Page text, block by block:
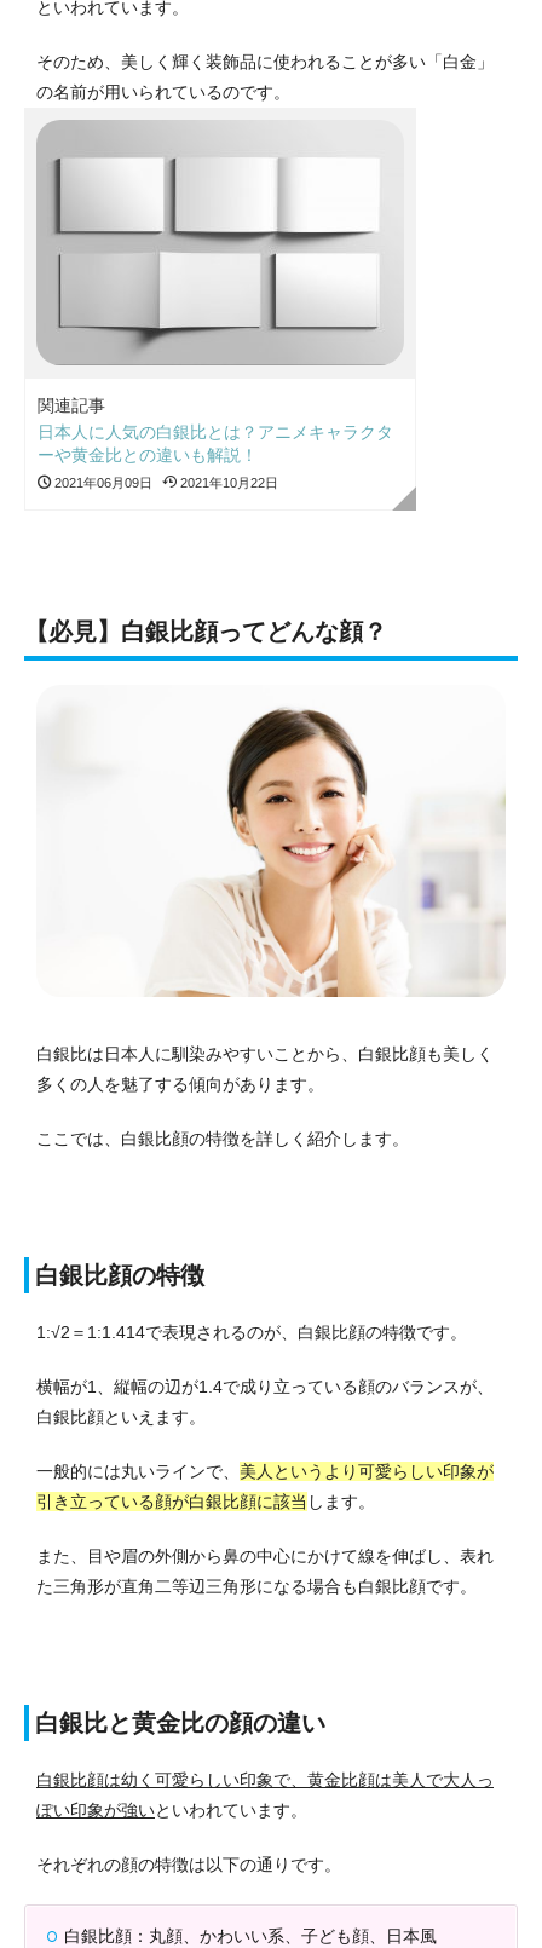
といわれています。
そのため、美しく輝く装飾品に使われることが多い「白金」
の名前が用いられているのです。
関連記事
日本人に人気の白銀比とは？アニメキャラクタ
ーや黄金比との違いも解説！
2021年06月09日 2021年10月22日
【必見】白銀比顔ってどんな顔？
白銀比は日本人に馴染みやすいことから、白銀比顔も美しく
多くの人を魅了する傾向があります。
ここでは、白銀比顔の特徴を詳しく紹介します。
白銀比顔の特徴
1:√2＝1:1.414で表現されるのが、白銀比顔の特徴です。
横幅が1、縦幅の辺が1.4で成り立っている顔のバランスが、
白銀比顔といえます。
一般的には丸いラインで、 美人というより可愛らしい印象が
引き立っている顔が白銀比顔に該当 します。
また、目や眉の外側から鼻の中心にかけて線を伸ばし、表れ
た三角形が直角二等辺三角形になる場合も白銀比顔です。
白銀比と黄金比の顔の違い
白銀比顔は幼く可愛らしい印象で、黄金比顔は美人で大人っ
ぽい印象が強いといわれています。
それぞれの顔の特徴は以下の通りです。
白銀比顔：丸顔、かわいい系、子ども顔、日本風